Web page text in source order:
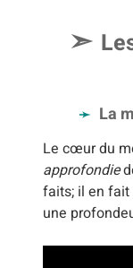
La
Le cœur du
approfondie
faits; il en fait
une